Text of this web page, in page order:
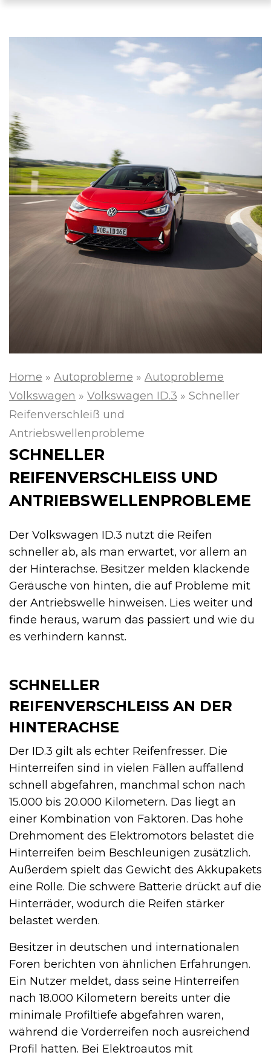
Home » Autoprobleme » Autoprobleme
Volkswagen » Volkswagen ID.3 » Schneller
Reifenverschleiß und
Antriebswellenprobleme
SCHNELLER
REIFENVERSCHLEISS UND A
NTRIEBSWELLENPROBLEME
Der Volkswagen ID.3 nutzt die Reifen
schneller ab, als man erwartet, vor allem an
der Hinterachse. Besitzer melden klackende
Geräusche von hinten, die auf Probleme mit
der Antriebswelle hinweisen. Lies weiter und
finde heraus, warum das passiert und wie du
es verhindern kannst.
SCHNELLER
REIFENVERSCHLEISS AN DER H
INTERACHSE
Der ID.3 gilt als echter Reifenfresser. Die
Hinterreifen sind in vielen Fällen auffallend
schnell abgefahren, manchmal schon nach
15.000 bis 20.000 Kilometern. Das liegt an
einer Kombination von Faktoren. Das hohe
Drehmoment des Elektromotors belastet die
Hinterreifen beim Beschleunigen zusätzlich.
Außerdem spielt das Gewicht des Akkupakets
eine Rolle. Die schwere Batterie drückt auf die
Hinterräder, wodurch die Reifen stärker
belastet werden.
Besitzer in deutschen und internationalen
Foren berichten von ähnlichen Erfahrungen.
Ein Nutzer meldet, dass seine Hinterreifen
nach 18.000 Kilometern bereits unter die
minimale Profiltiefe abgefahren waren,
während die Vorderreifen noch ausreichend
Profil hatten. Bei Elektroautos mit